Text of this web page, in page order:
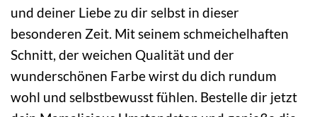
und deiner Liebe zu dir selbst in dieser
besonderen Zeit. Mit seinem schmeichelhaften
Schnitt, der weichen Qualität und der
wunderschönen Farbe wirst du dich rundum
wohl und selbstbewusst fühlen. Bestelle dir jetzt